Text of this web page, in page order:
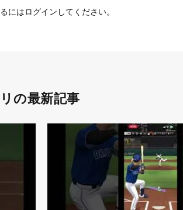
には ログイン してください。
の最新記事